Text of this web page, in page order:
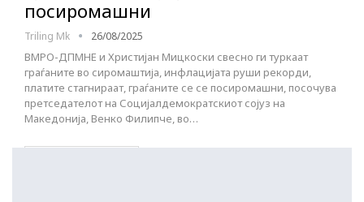
посиромашни
Triling Mk 26/08/2025
ВМРО-ДПМНЕ и Христијан Мицкоски свесно ги туркаат
граѓаните во сиромаштија, инфлацијата руши рекорди,
платите стагнираат, граѓаните се се посиромашни, посочува
претседателот на Социјалдемократскиот сојуз на
Македонија, Венко Филипче, во…